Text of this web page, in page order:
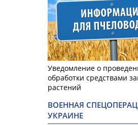
Уведомление о
обработки средствами
растений
ВОЕННАЯ
УКРАИНЕ